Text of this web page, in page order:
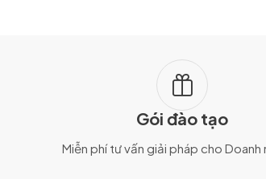
Gói đào tạo
Miễn phí tư vấn giải pháp cho Doanh